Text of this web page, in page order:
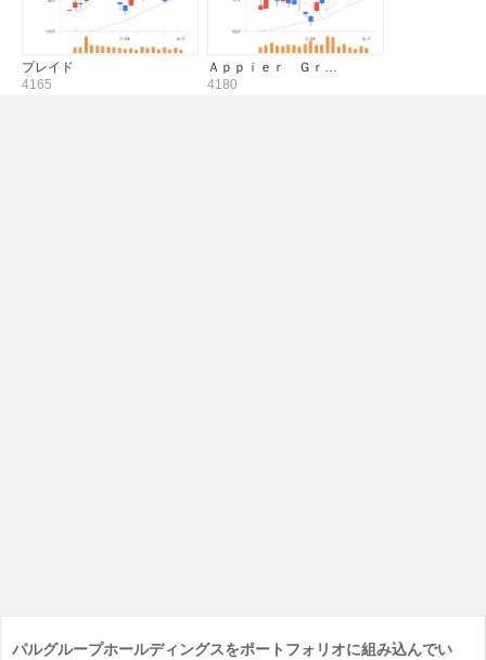
プレイド
4165
Ａｐｐｉｅｒ Ｇｒ…
4180
パルグループホールディングスをポートフォリオに組み込んでい